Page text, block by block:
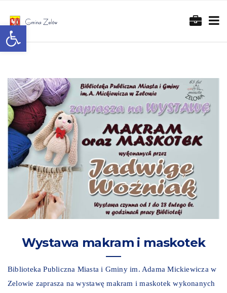
Otwórz pasek narzędzi
Wystawa makram i maskotek
Biblioteka Publiczna Miasta i Gminy im. Adama Mickiewicza w
Zelowie zaprasza na wystawę makram i maskotek wykonanych